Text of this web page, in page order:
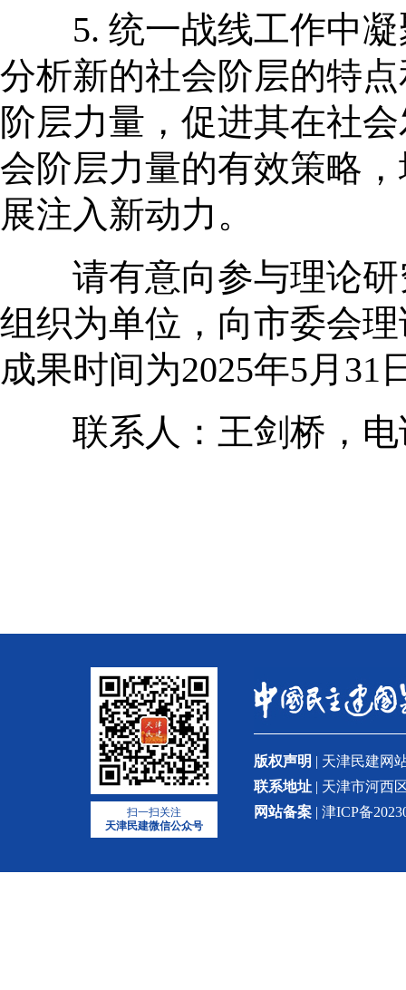
5. 统一战线工作中凝
分析新的社会阶层的特
阶层力量，促进其在社
会阶层力量的有效策略
展注入新动力。
请有意向参与理论研
组织为单位，向市委会
成果时间为2025年5月31
联系人：王剑桥，电话
扫一扫关注
天津民建微信公众号
版权声明 | 天津民建网
联系地址 | 天津市河西
网站备案 | 津ICP备